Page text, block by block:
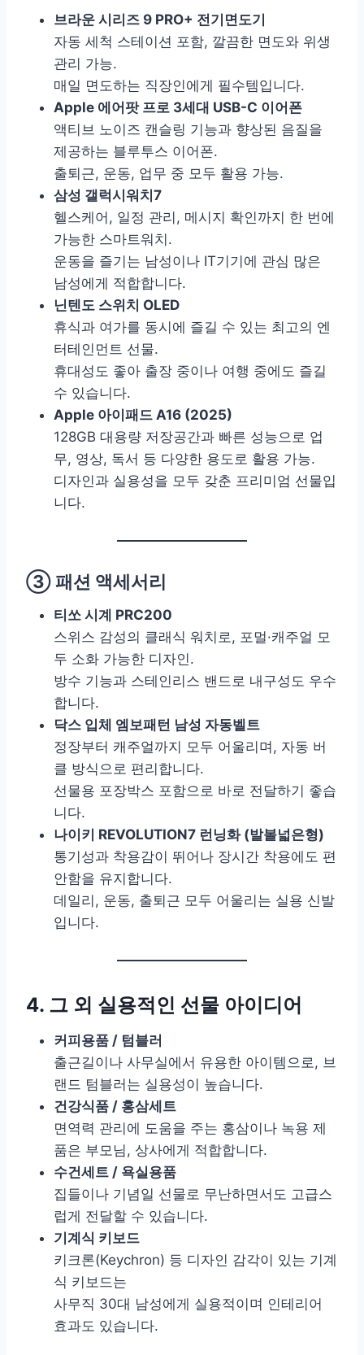
브라운 시리즈 9 PRO+ 전기면도기
자동 세척 스테이션 포함, 깔끔한 면도와 위생
관리 가능.
매일 면도하는 직장인에게 필수템입니다.
Apple 에어팟 프로 3세대 USB-C 이어폰
액티브 노이즈 캔슬링 기능과 향상된 음질을
제공하는 블루투스 이어폰.
출퇴근, 운동, 업무 중 모두 활용 가능.
삼성 갤럭시워치7
헬스케어, 일정 관리, 메시지 확인까지 한 번에
가능한 스마트워치.
운동을 즐기는 남성이나 IT기기에 관심 많은
남성에게 적합합니다.
닌텐도 스위치 OLED
휴식과 여가를 동시에 즐길 수 있는 최고의 엔
터테인먼트 선물.
휴대성도 좋아 출장 중이나 여행 중에도 즐길
수 있습니다.
Apple 아이패드 A16 (2025)
128GB 대용량 저장공간과 빠른 성능으로 업
무, 영상, 독서 등 다양한 용도로 활용 가능.
디자인과 실용성을 모두 갖춘 프리미엄 선물입
니다.
③ 패션 액세서리
티쏘 시계 PRC200
스위스 감성의 클래식 워치로, 포멀·캐주얼 모
두 소화 가능한 디자인.
방수 기능과 스테인리스 밴드로 내구성도 우수
합니다.
닥스 입체 엠보패턴 남성 자동벨트
정장부터 캐주얼까지 모두 어울리며, 자동 버
클 방식으로 편리합니다.
선물용 포장박스 포함으로 바로 전달하기 좋습
니다.
나이키 REVOLUTION7 런닝화 (발볼넓은형)
통기성과 착용감이 뛰어나 장시간 착용에도 편
안함을 유지합니다.
데일리, 운동, 출퇴근 모두 어울리는 실용 신발
입니다.
4. 그 외 실용적인 선물 아이디어
커피용품 / 텀블러
출근길이나 사무실에서 유용한 아이템으로, 브
랜드 텀블러는 실용성이 높습니다.
건강식품 / 홍삼세트
면역력 관리에 도움을 주는 홍삼이나 녹용 제
품은 부모님, 상사에게 적합합니다.
수건세트 / 욕실용품
집들이나 기념일 선물로 무난하면서도 고급스
럽게 전달할 수 있습니다.
기계식 키보드
키크론(Keychron) 등 디자인 감각이 있는 기계
식 키보드는
사무직 30대 남성에게 실용적이며 인테리어
효과도 있습니다.